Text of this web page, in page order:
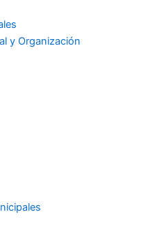
y Organización